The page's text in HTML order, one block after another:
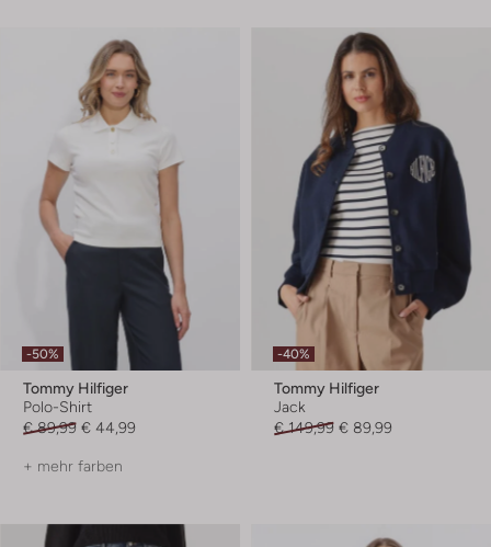
-50%
Tommy Hilfiger
Polo-Shirt
€ 89,99 € 44,99
+ mehr farben
-40%
Tommy Hilfiger
Jack
€ 149,99 € 89,99